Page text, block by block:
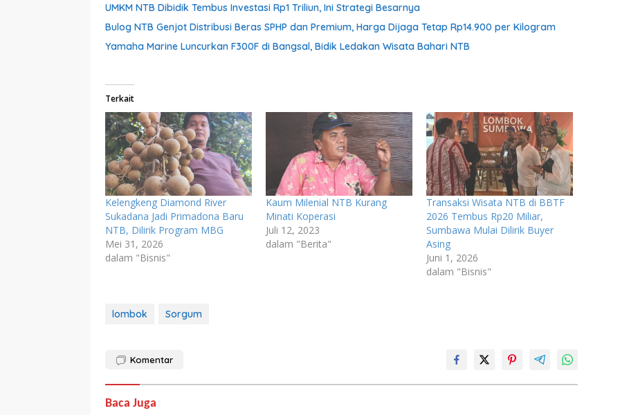
UMKM NTB Dibidik Tembus Investasi Rp1 Triliun, Ini Strategi Besarnya
Bulog NTB Genjot Distribusi Beras SPHP dan Premium, Harga Dijaga Tetap Rp14.900 per Kilogram
Yamaha Marine Luncurkan F300F di Bangsal, Bidik Ledakan Wisata Bahari NTB
Terkait
Kelengkeng Diamond River
Sukadana Jadi Primadona Baru
NTB, Dilirik Program MBG
Mei 31, 2026
dalam "Bisnis"
Kaum Milenial NTB Kurang
Minati Koperasi
Juli 12, 2023
dalam "Berita"
Transaksi Wisata NTB di BBTF
2026 Tembus Rp20 Miliar,
Sumbawa Mulai Dilirik Buyer
Asing
Juni 1, 2026
dalam "Bisnis"
lombok Sorgum
Komentar
Baca Juga